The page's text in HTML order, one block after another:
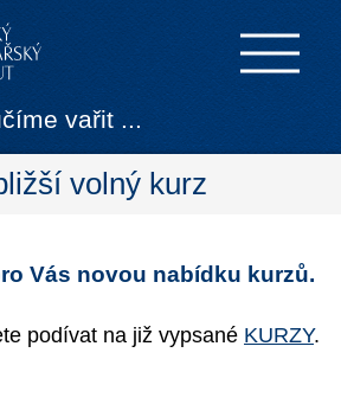
vařit ...
volný kurz
Vás novou nabídku kurzů.
podívat na již vypsané KURZY.